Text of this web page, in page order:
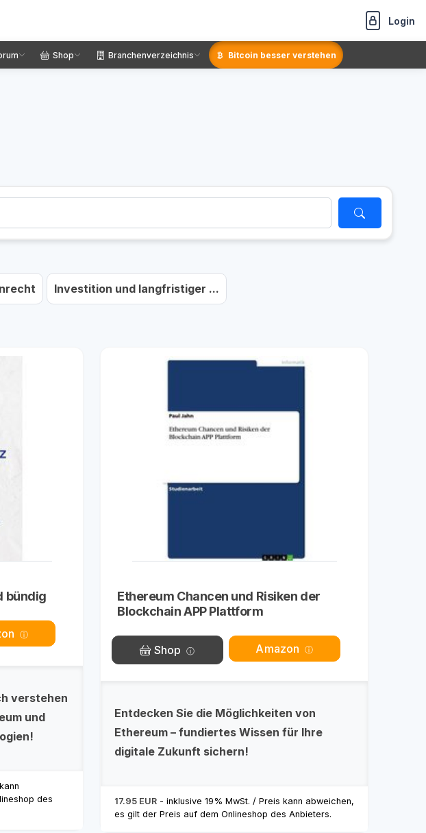
Login
Shop Branchenverzeichnis Bitcoin besser verstehen
Investition und langfristiger ...
bündig
verstehen
und
des
Ethereum Chancen und Risiken der
Blockchain APP Plattform
Shop Amazon
Entdecken Sie die Möglichkeiten von
Ethereum – fundiertes Wissen für Ihre
digitale Zukunft sichern!
17.95 EUR - inklusive 19% MwSt. / Preis kann abweichen,
es gilt der Preis auf dem Onlineshop des Anbieters.